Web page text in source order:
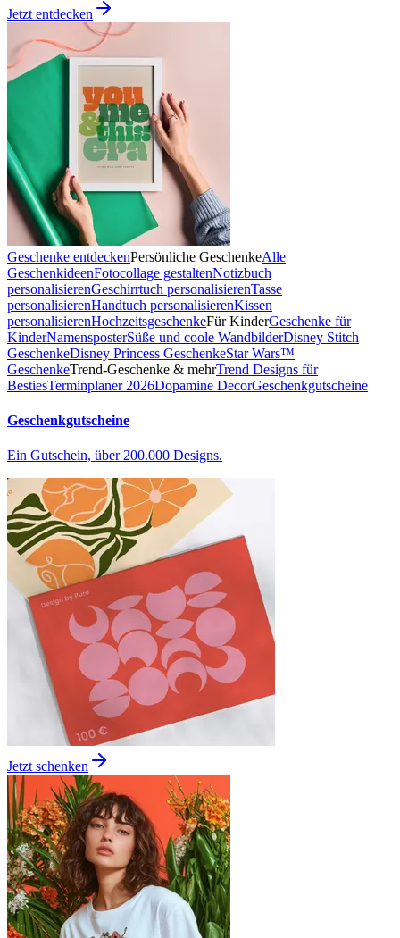
Jetzt entdecken
Geschenke entdeckenPersönliche GeschenkeAlle
GeschenkideenFotocollage gestaltenNotizbuch
personalisierenGeschirrtuch personalisierenTasse
personalisierenHandtuch personalisierenKissen
personalisierenHochzeitsgeschenkeFür KinderGeschenke für
KinderNamensposterSüße und coole WandbilderDisney Stitch
GeschenkeDisney Princess GeschenkeStar Wars™
GeschenkeTrend-Geschenke & mehrTrend Designs für
BestiesTerminplaner 2026Dopamine DecorGeschenkgutscheine
Geschenkgutscheine
Ein Gutschein, über 200.000 Designs.
Jetzt schenken